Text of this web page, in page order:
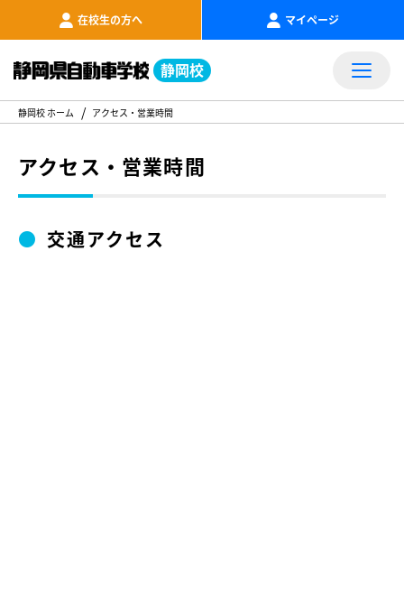
在校生の方へ マイページ
静岡校
静岡校 ホーム アクセス・営業時間
アクセス・営業時間
● 交通アクセス